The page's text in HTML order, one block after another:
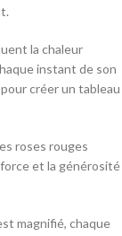
la chaleur
instant de son
créer un tableau
roses rouges
et la générosité
magnifié, chaque